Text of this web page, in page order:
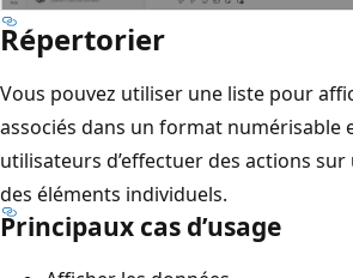
Répertorier
Vous pouvez utiliser une liste pour
associés dans un format numérisable
utilisateurs d’effectuer des actions
des éléments individuels.
Principaux cas d’usage